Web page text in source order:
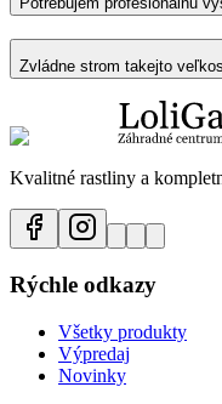
Zvládne strom takejto
Kvalitné rastliny a
Rýchle odkazy
Všetky produkty
Výpredaj
Novinky